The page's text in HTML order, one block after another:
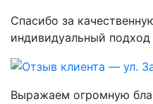
Спасибо за
индивидуальный
Выражаем огромную